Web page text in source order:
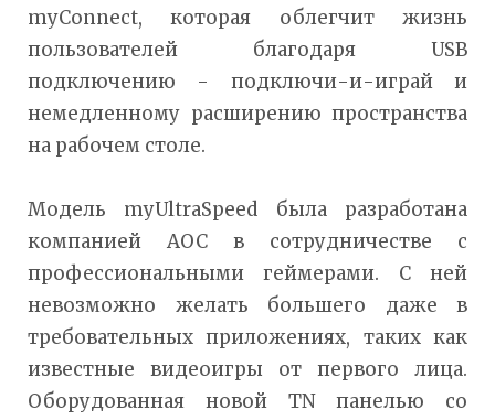
myConnect, которая облегчит жизнь
пользователей благодаря USB
подключению - подключи-и-играй и
немедленному расширению пространства
на рабочем столе.
Модель myUltraSpeed была разработана
компанией AOC в сотрудничестве с
профессиональными геймерами. С ней
невозможно желать большего даже в
требовательных приложениях, таких как
известные видеоигры от первого лица.
Оборудованная новой TN панелью со